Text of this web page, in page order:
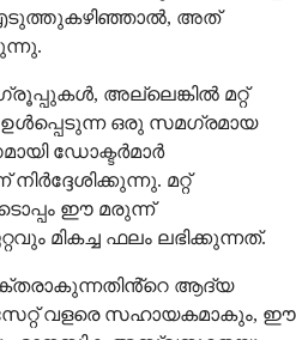
അത്
അല്ലെങ്കിൽ മറ്റ്
ഉൾപ്പെടുന്ന ഒരു സമഗ്രമായ
ഡോക്ടർമാർ
മറ്റ്
ഈ മരുന്ന്
മികച്ച ഫലം ലഭിക്കുന്നത്.
ആദ്യ
വളരെ സഹായകമാകും, ഈ